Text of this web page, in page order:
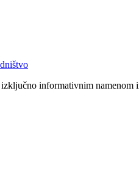
informativnim namenom